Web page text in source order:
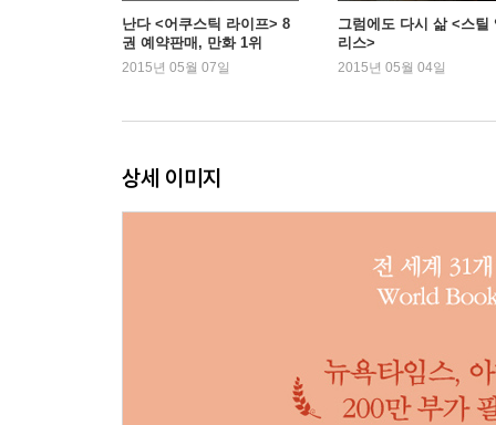
하버드의 마지막 졸업식
내가 너무 그리워
아무도 약속하지 않는다
난다 <어쿠스틱 라이프> 8
권 예약판매, 만화 1위
2015년 05월 07일
그럼에도 다시 삶 <스틸
리스>
2015년 05월 04일
상세 이미지